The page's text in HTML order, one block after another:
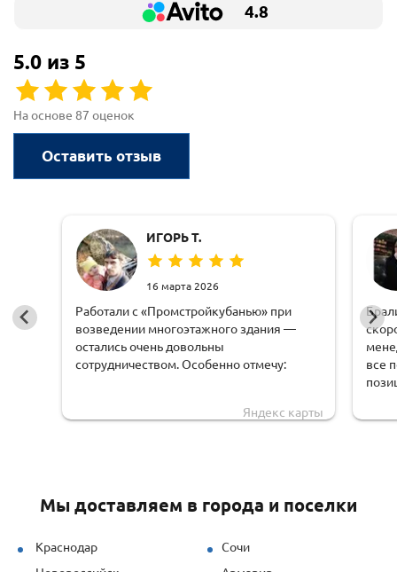
4.8
5.0 из 5
На основе 87 оценок
Оставить отзыв
ИГОРЬ Т.
16 марта 2026
Работали с «Промстройкубанью» при
возведении многоэтажного здания —
остались очень довольны
сотрудничеством. Особенно отмечу:
специалисты быстро рассчитывали
Яндекс карты
все
Мы доставляем в города и поселки
Краснодар
Сочи